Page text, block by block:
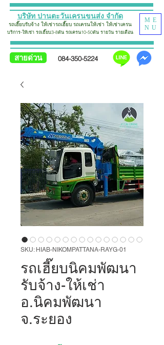
บริษัท ปานตะวันเครนขนส่ง จำกัด
รถเฮี๊ยบรับจ้างให้เช่ารถเฮี๊ยบ รถเครนให้เช่า ให้เช่าเครน
บริการ-ให้เช่า รถเฮี๊ยบ3-8ตัน รถเครน10-50ตัน รายวัน รายเดือน
ME
NU
สายด่วน 084-350-5224
SKU: HIAB-NIKOMPATTANA-RAYG-01
รถเฮี๊ยบนิคมพัฒนา
รับจ้าง-ให้เช่า
อ.นิคมพัฒนา
จ.ระยอง